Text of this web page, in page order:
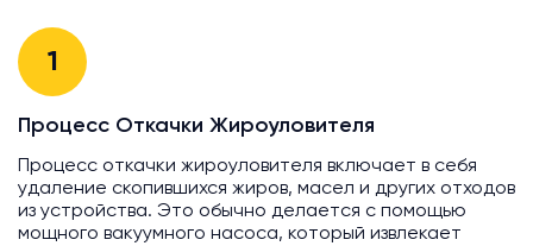
1
Процесс Откачки Жироуловителя
Процесс откачки жироуловителя включает в себя
удаление скопившихся жиров, масел и других отходов
из устройства. Это обычно делается с помощью
мощного вакуумного насоса, который извлекает